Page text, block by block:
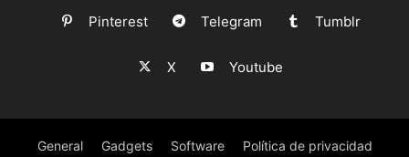
Pinterest Telegram Tumblr
X Youtube
General Gadgets Software Política de privacidad